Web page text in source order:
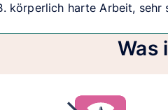
körperlich harte Arbeit, sehr
Was